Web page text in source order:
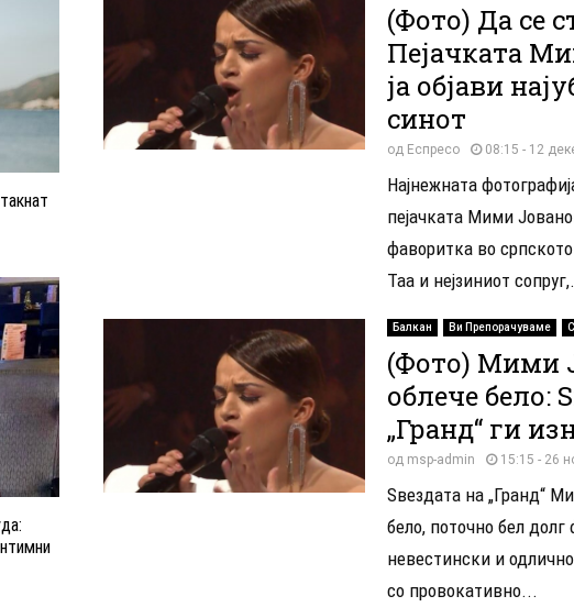
(Фото) Да се
Пејачката
ја објави
синот
од Еспресо 08:15 - 12
Најнежната
пејачката Мими
фаворитка во
Таа и нејзиниот
Балкан Ви Препорачуваме
(Фото) Мими
облече бело:
„Гранд“ ги
од msp-admin 15:15 - 26
Ѕвездата на „Гранд“
бело, поточно бел долг
невестински и
со провокативно...